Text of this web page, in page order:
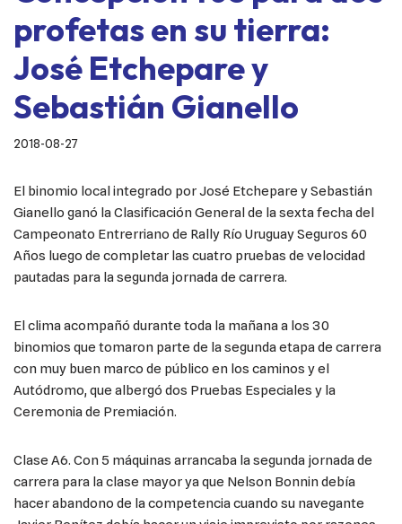
profetas en su tierra:
José Etchepare y
Sebastián Gianello
2018-08-27
El binomio local integrado por José Etchepare y Sebastián
Gianello ganó la Clasificación General de la sexta fecha del
Campeonato Entrerriano de Rally Río Uruguay Seguros 60
Años luego de completar las cuatro pruebas de velocidad
pautadas para la segunda jornada de carrera.
El clima acompañó durante toda la mañana a los 30
binomios que tomaron parte de la segunda etapa de carrera
con muy buen marco de público en los caminos y el
Autódromo, que albergó dos Pruebas Especiales y la
Ceremonia de Premiación.
Clase A6. Con 5 máquinas arrancaba la segunda jornada de
carrera para la clase mayor ya que Nelson Bonnin debía
hacer abandono de la competencia cuando su navegante